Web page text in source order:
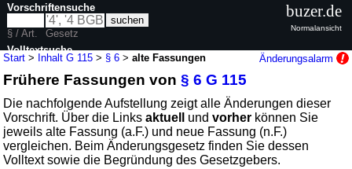
Start > Inhalt G 115 > § 6 >alte Fassungen Änderungsalarm
Frühere Fassungen von§ 6 G 115
Die nachfolgende Aufstellung zeigt alle Änderungen dieser
Vorschrift. Über die Linksaktuell undvorher können Sie
jeweils alte Fassung (a.F.) und neue Fassung (n.F.)
vergleichen. Beim Änderungsgesetz finden Sie dessen
Volltext sowie die Begründung des Gesetzgebers.
Vorschriftensuche
§ / Art.
Gesetz
Volltextsuche
nur in G 115
buzer.de
Normalansicht